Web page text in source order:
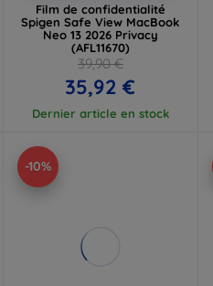
Film de confidentialité
Spigen Safe View MacBook
Neo 13 2026 Privacy
(AFL11670)
39,90 €
35,92 €
Dernier article en stock
-10%